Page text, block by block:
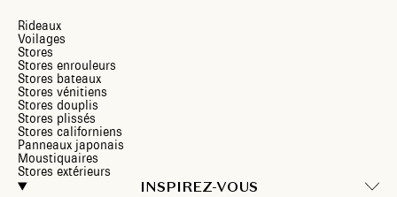
Rideaux
Voilages
Stores
Stores enrouleurs
Stores bateaux
Stores vénitiens
Stores douplis
Stores plissés
Stores californiens
Panneaux japonais
Moustiquaires
Stores extérieurs
INSPIREZ-VOUS